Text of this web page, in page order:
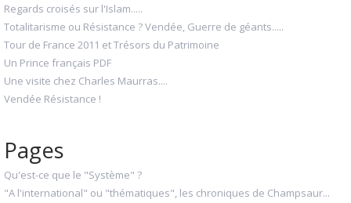
Regards croisés sur l'Islam.....
Totalitarisme ou Résistance ? Vendée, Guerre de géants.....
Tour de France 2011 et Trésors du Patrimoine
Un Prince français PDF
Une visite chez Charles Maurras....
Vendée Résistance !
Pages
Qu'est-ce que le "Système" ?
"A l'international" ou "thématiques", les chroniques de Champsaur...